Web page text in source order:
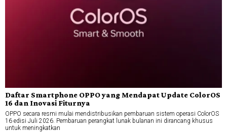
Daftar Smartphone OPPO yang Mendapat Update ColorOS
16 dan Inovasi Fiturnya
OPPO secara resmi mulai mendistribusikan pembaruan sistem operasi ColorOS
16 edisi Juli 2026. Pembaruan perangkat lunak bulanan ini dirancang khusus
untuk meningkatkan